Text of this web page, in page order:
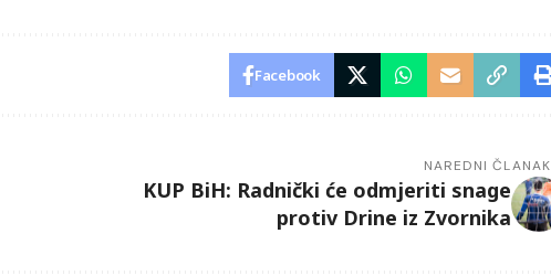
Facebook
NAREDNI ČLANAK
KUP BiH: Radnički će odmjeriti snage
protiv Drine iz Zvornika